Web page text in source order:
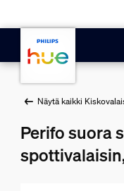
Näytä kaikki
Perifo suora